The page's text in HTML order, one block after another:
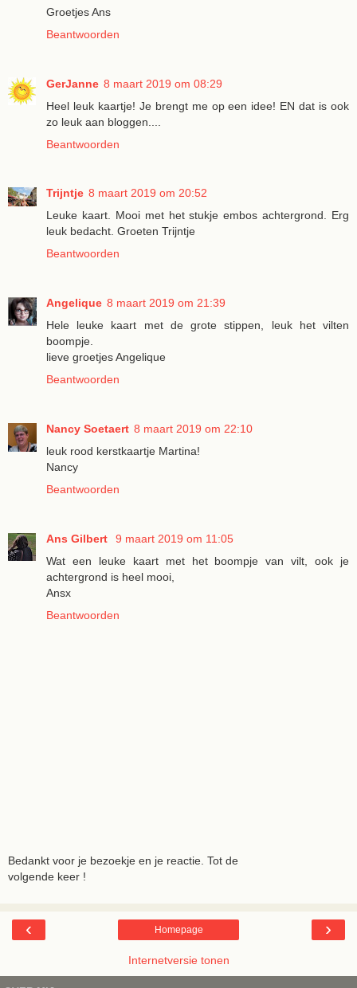
Groetjes Ans
Beantwoorden
GerJanne 8 maart 2019 om 08:29
Heel leuk kaartje! Je brengt me op een idee! EN dat is ook
zo leuk aan bloggen....
Beantwoorden
Trijntje 8 maart 2019 om 20:52
Leuke kaart. Mooi met het stukje embos achtergrond. Erg
leuk bedacht. Groeten Trijntje
Beantwoorden
Angelique 8 maart 2019 om 21:39
Hele leuke kaart met de grote stippen, leuk het vilten
boompje.
lieve groetjes Angelique
Beantwoorden
Nancy Soetaert 8 maart 2019 om 22:10
leuk rood kerstkaartje Martina!
Nancy
Beantwoorden
Ans Gilbert
9 maart 2019 om 11:05
Wat een leuke kaart met het boompje van vilt, ook je
achtergrond is heel mooi,
Ansx
Beantwoorden
Bedankt voor je bezoekje en je reactie. Tot de
volgende keer !
‹ ›
Homepage
Internetversie tonen